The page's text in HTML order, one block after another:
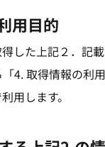
用目的
した上記２．記
4. 取得情報の利
用します。